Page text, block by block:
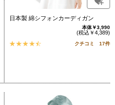
日本製 綿シフォンカーディガン
本体￥3,990
(税込￥4,389)
クチコミ 17件